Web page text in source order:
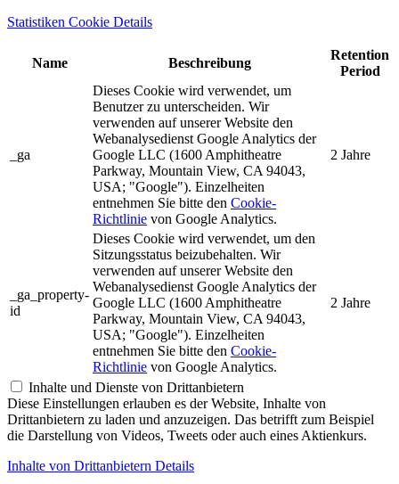
Statistiken Cookie Details
Name Beschreibung
Retention
Period
_ga
Dieses Cookie wird verwendet, um
Benutzer zu unterscheiden. Wir
verwenden auf unserer Website den
Webanalysedienst Google Analytics der
Google LLC (1600 Amphitheatre
Parkway, Mountain View, CA 94043,
USA; "Google"). Einzelheiten
entnehmen Sie bitte den Cookie-
Richtlinie von Google Analytics.
2 Jahre
_ga_property-
id
Dieses Cookie wird verwendet, um den
Sitzungsstatus beizubehalten. Wir
verwenden auf unserer Website den
Webanalysedienst Google Analytics der
Google LLC (1600 Amphitheatre
Parkway, Mountain View, CA 94043,
USA; "Google"). Einzelheiten
entnehmen Sie bitte den Cookie-
Richtlinie von Google Analytics.
2 Jahre
Inhalte und Dienste von Drittanbietern
Diese Einstellungen erlauben es der Website, Inhalte von
Drittanbietern zu laden und anzuzeigen. Das betrifft zum Beispiel
die Darstellung von Videos, Tweets oder auch eines Aktienkurs.
Inhalte von Drittanbietern Details